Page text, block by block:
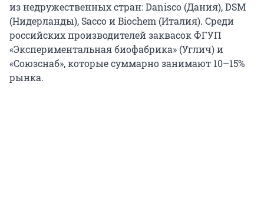
из недружественных стран: Danisco (Дания), DSM
(Нидерланды), Sacco и Biochem (Италия). Среди
российских производителей заквасок ФГУП
«Экспериментальная биофабрика» (Углич) и
«Союзснаб», которые суммарно занимают 10–15%
рынка.